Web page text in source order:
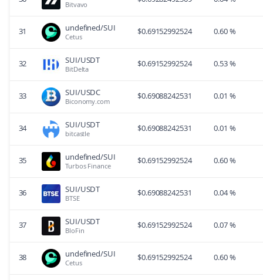
Bitvavo
31 undefined/SUI
Cetus $0.69152992524 0.60 %
32 SUI/USDT
BitDelta $0.69152992524 0.53 %
33 SUI/USDC
Biconomy.com $0.69088242531 0.01 %
34 SUI/USDT
bitcastle $0.69088242531 0.01 %
35 undefined/SUI
Turbos Finance $0.69152992524 0.60 %
36 SUI/USDT
BTSE $0.69088242531 0.04 %
37 SUI/USDT
BloFin $0.69152992524 0.07 %
38 undefined/SUI
Cetus $0.69152992524 0.60 %